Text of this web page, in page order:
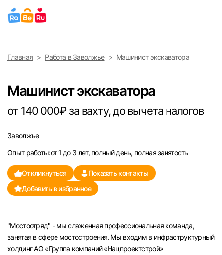
Выберите город
Санкт-Петербург
Ижевск
Екатеринбург
Саратов
Казань
Челябинск
Главная Работа в Заволжье Машинист экскаватора
Машинист экскаватора
от 140 000₽ за вахту, до вычета налогов
Заволжье
Опыт работы:от 1 до 3 лет, полный день, полная занятость
Откликнуться
Показать контакты
Добавить в избранное
"Мостоотряд" - мы слаженная профессиональная команда,
занятая в сфере мостостроения. Мы входим в инфраструктурный
холдинг АО «Группа компаний «Нацпроектстрой»